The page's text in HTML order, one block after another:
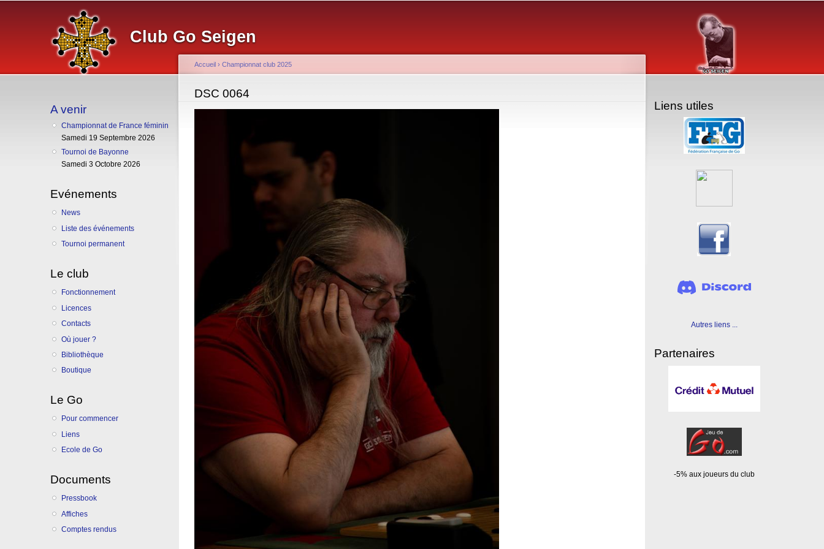
Club Go Seigen
A venir
Championnat de France féminin
Samedi 19 Septembre 2026
Tournoi de Bayonne
Samedi 3 Octobre 2026
Evénements
News
Liste des événements
Tournoi permanent
Le club
Fonctionnement
Licences
Contacts
Où jouer ?
Bibliothèque
Boutique
Le Go
Pour commencer
Liens
Ecole de Go
Documents
Pressbook
Affiches
Comptes rendus
Vous êtes ici
Accueil › Championnat club 2025
DSC 0064
Liens utiles
Autres liens ...
Partenaires
-5% aux joueurs du club